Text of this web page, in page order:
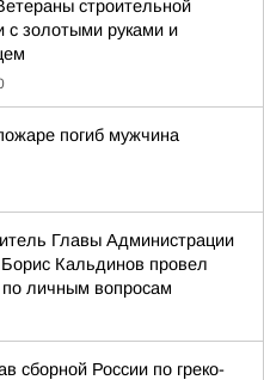
строительной
с золотыми руками и
погиб мужчина
Главы Администрации
Кальдинов провел
личным вопросам
сборной России по греко-